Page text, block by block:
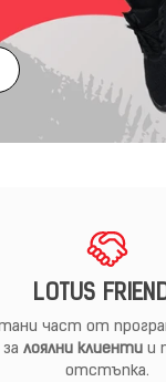
LOTUS
част от
залоялни клиенти и
отстъпка.